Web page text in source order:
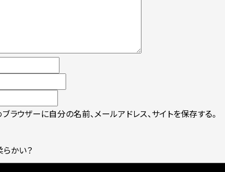
ラウザーに自分の名前、メールアドレス、サイトを保存する。
かい？